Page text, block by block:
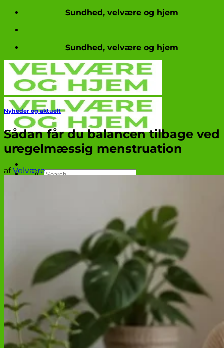
Fortsæt
indhold
Sundhed, velvære og hjem
Sundhed, velvære og hjem
Nyheder og aktuelt
Sådan får du balancen tilbage ved
uregelmæssig menstruation
afVelvære